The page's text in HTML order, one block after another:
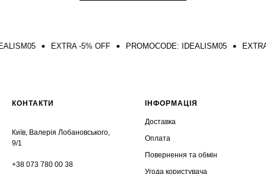
EXTRA -5% OFF PROMOCODE: IDEALISM05 EXTRA -5%
КОНТАКТИ
Київ, Валерія Лобановського,
9/1
+38 073 780 00 38
ІНФОРМАЦІЯ
Доставка
Оплата
Повернення та обмін
Угода користувача